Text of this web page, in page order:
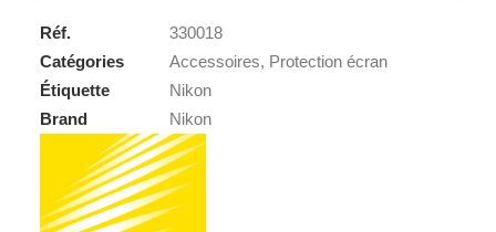
Réf.
330018
Catégories
Accessoires, Protection écran
Étiquette
Nikon
Brand
Nikon